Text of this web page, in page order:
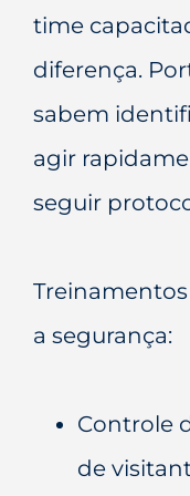
time
diferença.
sabem
agir
seguir
a segurança:
Controle
de